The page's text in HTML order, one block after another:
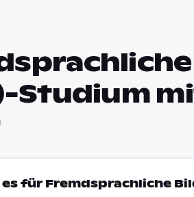
Studium
für Fremdsprachliche